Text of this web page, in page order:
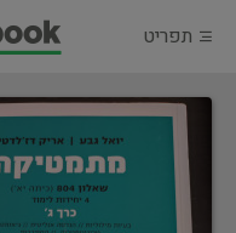
תפריט